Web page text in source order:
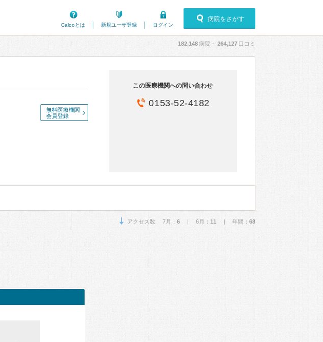
Calooとは
新規ユーザ登録 ログイン
病院をさがす
182,148病院・ 264,127 口コミ
無料医療機関
会員登録
この医療機関への問い合わせ
0153-52-4182
アクセス数 7月： 6 | 6月： 11 | 年間： 68